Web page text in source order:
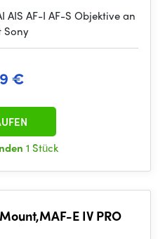
AIS AF-I AF-S Objektive an
Sony
€
1 Stück
E IV PRO